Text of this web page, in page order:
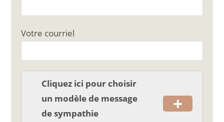
b
o
o
k
er
Votre courriel
Cliquez ici pour choisir
un modèle de message
de sympathie
+